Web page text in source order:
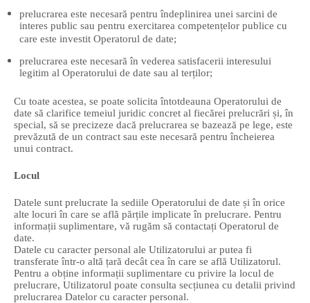
prelucrarea este necesară pentru îndeplinirea unei sarcini de
interes public sau pentru exercitarea competențelor publice cu
care este investit Operatorul de date;
prelucrarea este necesară în vederea satisfacerii interesului
legitim al Operatorului de date sau al terților;
Cu toate acestea, se poate solicita întotdeauna Operatorului de
date să clarifice temeiul juridic concret al fiecărei prelucrări și, în
special, să se precizeze dacă prelucrarea se bazează pe lege, este
prevăzută de un contract sau este necesară pentru încheierea
unui contract.
Locul
Datele sunt prelucrate la sediile Operatorului de date și în orice
alte locuri în care se află părțile implicate în prelucrare. Pentru
informații suplimentare, vă rugăm să contactați Operatorul de
date.
Datele cu caracter personal ale Utilizatorului ar putea fi
transferate într-o altă țară decât cea în care se află Utilizatorul.
Pentru a obține informații suplimentare cu privire la locul de
prelucrare, Utilizatorul poate consulta secțiunea cu detalii privind
prelucrarea Datelor cu caracter personal.